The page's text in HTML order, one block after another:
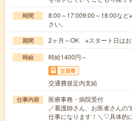
時間
8:00～17:009:00～18:00など
さい。
期間 2ヶ月～OK ※スタート日はお
時給 時給1400円～
交通費
交通費規定内支給
仕事内容
医療事務・病院受付
／看護師さん、お医者さんの
仕事になります！＼▽具体